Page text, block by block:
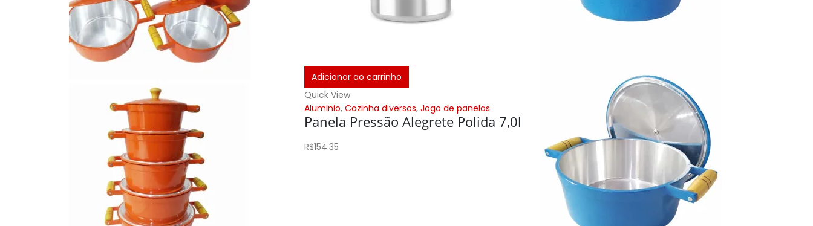
Adicionar ao carrinho
Quick View
Aluminio,Cozinha diversos,Jogo de panelas
Panela Pressão Alegrete Polida 7,0l
R$154.35